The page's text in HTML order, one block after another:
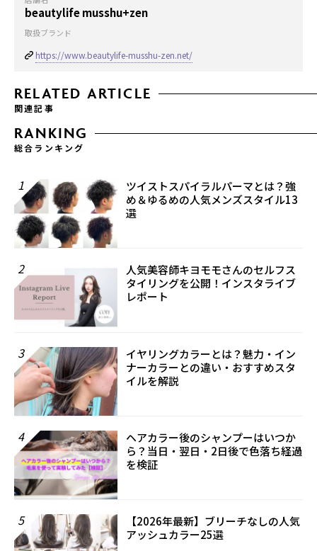
beautylife musshu+zen
取扱ブランド
https://www.beautylife-musshu-zen.net/
RELATED ARTICLE
関連記事
RANKING
総合ランキング
1
ツイストスパイラルパーマとは？強
め＆ゆるめの人気メンズスタイル13
選
2
人気美容師キヨモモさんのセルフス
タイリングを公開！インスタライブ
レポート
3
イヤリングカラーとは？魅力・イン
ナーカラーとの違い・おすすめスタ
イルを解説
4
ヘアカラー後のシャンプーはいつか
ら？当日・翌日・2日後で色落ち経過
を検証
5
【2026年最新】ブリーチなしの人気
アッシュカラー25選